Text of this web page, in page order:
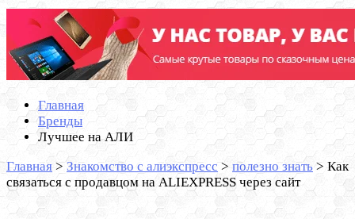
Главная
Бренды
Лучшее на АЛИ
Главная > Знакомство с алиэкспресс > полезно знать > Как
связаться с продавцом на ALIEXPRESS через сайт